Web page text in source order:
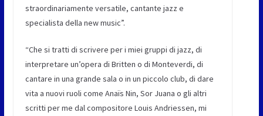
straordinariamente versatile, cantante jazz e
specialista della new music”.
“Che si tratti di scrivere per i miei gruppi di jazz, di
interpretare un’opera di Britten o di Monteverdi, di
cantare in una grande sala o in un piccolo club, di dare
vita a nuovi ruoli come Anaïs Nin, Sor Juana o gli altri
scritti per me dal compositore Louis Andriessen, mi